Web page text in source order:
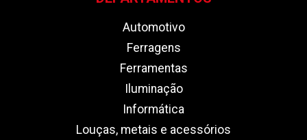
Automotivo
Ferragens
Ferramentas
Iluminação
Informática
Louças, metais e acessórios